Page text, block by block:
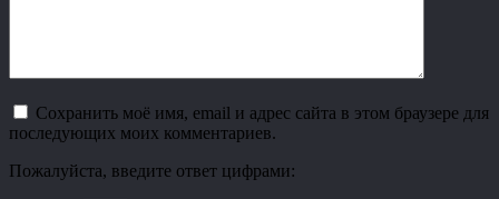
Сохранить моё имя, email и адрес сайта в этом браузере для
последующих моих комментариев.
Пожалуйста, введите ответ цифрами: